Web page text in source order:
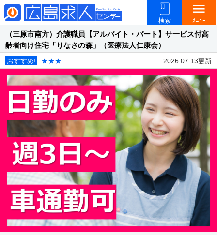
検索
menu
ﾒﾆｭｰ
（三原市南方）介護職員【アルバイト・パート】サ一ビス付高
齢者向け住宅「りなさの森」（医療法人仁康会）
おすすめ! ★★★ 2026.07.13更新